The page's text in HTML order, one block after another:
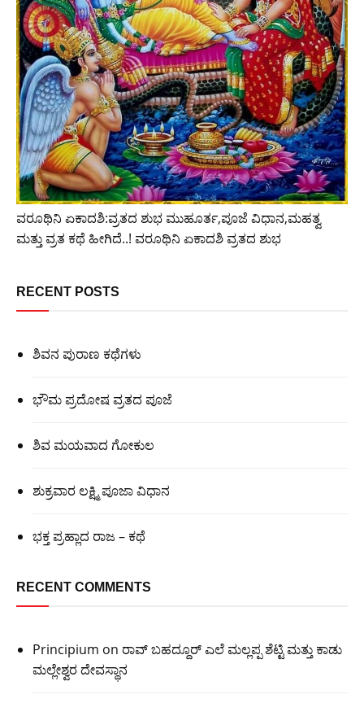
ವರೂಥಿನಿ ಏಕಾದಶಿ:ವ್ರತದ ಶುಭ ಮುಹೂರ್ತ,ಪೂಜೆ ವಿಧಾನ,ಮಹತ್ವ
ಮತ್ತು ವ್ರತ ಕಥೆ ಹೀಗಿದೆ..! ವರೂಥಿನಿ ಏಕಾದಶಿ ವ್ರತದ ಶುಭ
RECENT POSTS
ಶಿವನ ಪುರಾಣ ಕಥೆಗಳು
ಭೌಮ ಪ್ರದೋಷ ವ್ರತದ ಪೂಜೆ
ಶಿವ ಮಯವಾದ ಗೋಕುಲ
ಶುಕ್ರವಾರ ಲಕ್ಷ್ಮಿ ಪೂಜಾ ವಿಧಾನ
ಭಕ್ತ ಪ್ರಹ್ಲಾದ ರಾಜ – ಕಥೆ
RECENT COMMENTS
Principium on ರಾವ್ ಬಹದ್ದೂರ್ ಎಲೆ ಮಲ್ಲಪ್ಪ ಶೆಟ್ಟಿ ಮತ್ತು ಕಾಡು
ಮಲ್ಲೇಶ್ವರ ದೇವಸ್ಥಾನ